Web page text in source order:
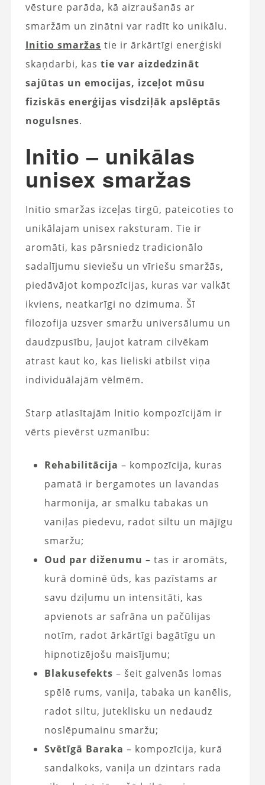
vēsture parāda, kā aizraušanās ar
smaržām un zinātni var radīt ko unikālu.
Initio smaržas tie ir ārkārtīgi enerģiski
skaņdarbi, kas tie var aizdedzināt
sajūtas un emocijas, izceļot mūsu
fiziskās enerģijas visdziļāk apslēptās
nogulsnes.
Initio – unikālas
unisex smaržas
Initio smaržas izceļas tirgū, pateicoties to
unikālajam unisex raksturam. Tie ir
aromāti, kas pārsniedz tradicionālo
sadalījumu sieviešu un vīriešu smaržās,
piedāvājot kompozīcijas, kuras var valkāt
ikviens, neatkarīgi no dzimuma. Šī
filozofija uzsver smaržu universālumu un
daudzpusību, ļaujot katram cilvēkam
atrast kaut ko, kas lieliski atbilst viņa
individuālajām vēlmēm.
Starp atlasītajām Initio kompozīcijām ir
vērts pievērst uzmanību:
Rehabilitācija – kompozīcija, kuras
pamatā ir bergamotes un lavandas
harmonija, ar smalku tabakas un
vaniļas piedevu, radot siltu un mājīgu
smaržu;
Oud par diženumu – tas ir aromāts,
kurā dominē ūds, kas pazīstams ar
savu dziļumu un intensitāti, kas
apvienots ar safrāna un pačūlijas
notīm, radot ārkārtīgi bagātīgu un
hipnotizējošu maisījumu;
Blakusefekts – šeit galvenās lomas
spēlē rums, vaniļa, tabaka un kanēlis,
radot siltu, juteklisku un nedaudz
noslēpumainu smaržu;
Svētīgā Baraka – kompozīcija, kurā
sandalkoks, vaniļa un dzintars rada